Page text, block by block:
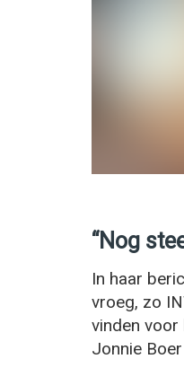
“Nog
In haar
vroeg, zo
vinden voor
Jonnie